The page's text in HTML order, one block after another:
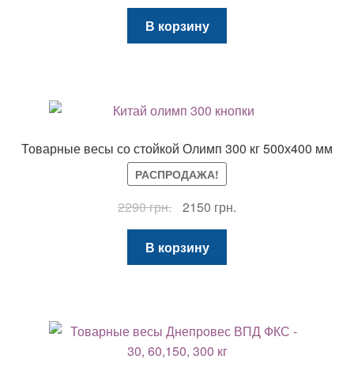
В корзину
Товарные весы со стойкой Олимп 300 кг 500х400 мм
РАСПРОДАЖА!
2290грн.
Первоначальная
цена
составляла
2290 грн..
2150 грн.Текущая
В корзину